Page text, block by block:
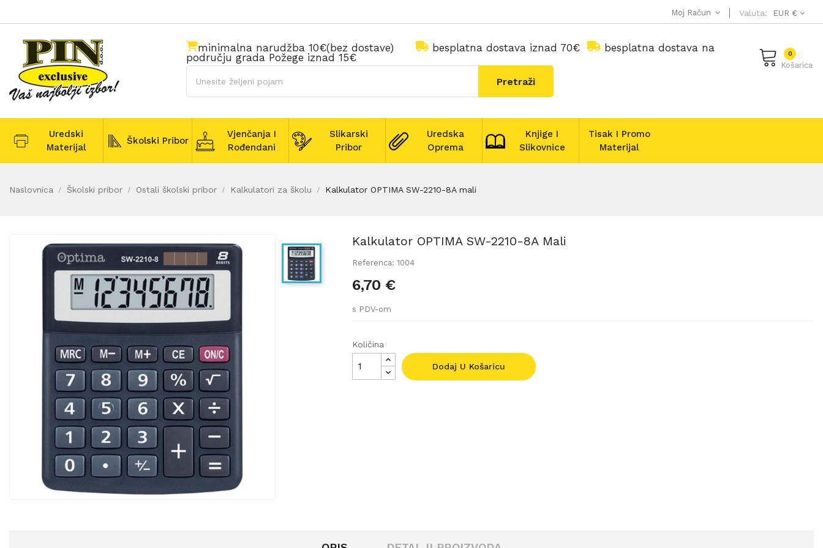
Valuta: EUR €
Moj Račun
Košarica
0
minimalna narudžba 10€(bez dostave) besplatna dostava iznad 70€
besplatna dostava na
području grada Požege iznad 15€
Pretraži
Uredski
Materijal
Školski Pribor
Vjenčanja I
Rođendani
Slikarski
Pribor
Uredska
Oprema
Knjige I
Slikovnice
Tisak I Promo
Materijal
Naslovnica Školski pribor Ostali školski pribor Kalkulatori za školu Kalkulator OPTIMA SW-2210-8A mali
Kalkulator OPTIMA SW-2210-8A Mali
Referenca: 1004
6,70 €
s PDV-om
Količina
Dodaj U Košaricu